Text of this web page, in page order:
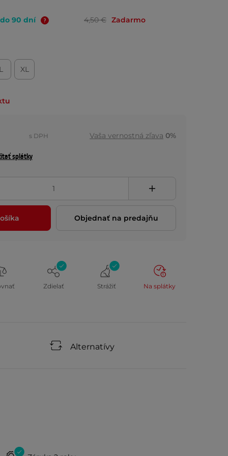
90 dní 4,50 € Zadarmo
L XL
s DPH Vaša vernostná zľava 0%
splátky
Objednať na predajňu
Zdielať Strážiť Na splátky
Alternatívy